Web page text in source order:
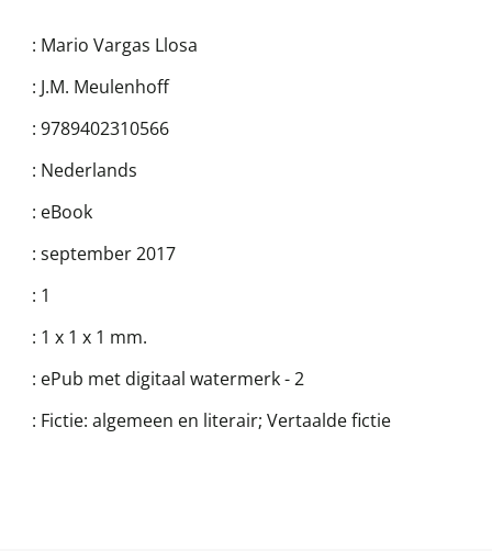
: Mario Vargas Llosa
: J.M. Meulenhoff
: 9789402310566
: Nederlands
: eBook
: september 2017
: 1
: 1 x 1 x 1 mm.
: ePub met digitaal watermerk - 2
: Fictie: algemeen en literair; Vertaalde fictie